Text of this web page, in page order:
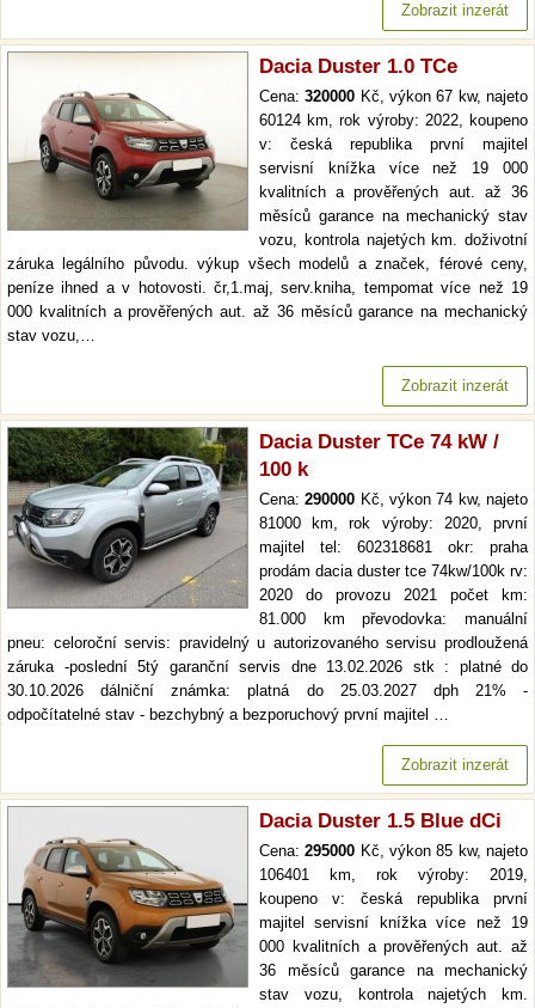
Zobrazit inzerát
Dacia Duster 1.0 TCe
Cena:320000 Kč, výkon 67 kw, najeto
60124 km, rok výroby: 2022, koupeno
v: česká republika první majitel
servisní knížka více než 19 000
kvalitních a prověřených aut. až 36
měsíců garance na mechanický stav
vozu, kontrola najetých km. doživotní
záruka legálního původu. výkup všech modelů a značek, férové ceny,
peníze ihned a v hotovosti. čr,1.maj, serv.kniha, tempomat více než 19
000 kvalitních a prověřených aut. až 36 měsíců garance na mechanický
stav vozu,…
Zobrazit inzerát
Dacia Duster TCe 74 kW /
100 k
Cena:290000 Kč, výkon 74 kw, najeto
81000 km, rok výroby: 2020, první
majitel tel: 602318681 okr: praha
prodám dacia duster tce 74kw/100k rv:
2020 do provozu 2021 počet km:
81.000 km převodovka: manuální
pneu: celoroční servis: pravidelný u autorizovaného servisu prodloužená
záruka -poslední 5tý garanční servis dne 13.02.2026 stk : platné do
30.10.2026 dálniční známka: platná do 25.03.2027 dph 21% -
odpočítatelné stav - bezchybný a bezporuchový první majitel …
Zobrazit inzerát
Dacia Duster 1.5 Blue dCi
Cena:295000 Kč, výkon 85 kw, najeto
106401 km, rok výroby: 2019,
koupeno v: česká republika první
majitel servisní knížka více než 19
000 kvalitních a prověřených aut. až
36 měsíců garance na mechanický
stav vozu, kontrola najetých km.